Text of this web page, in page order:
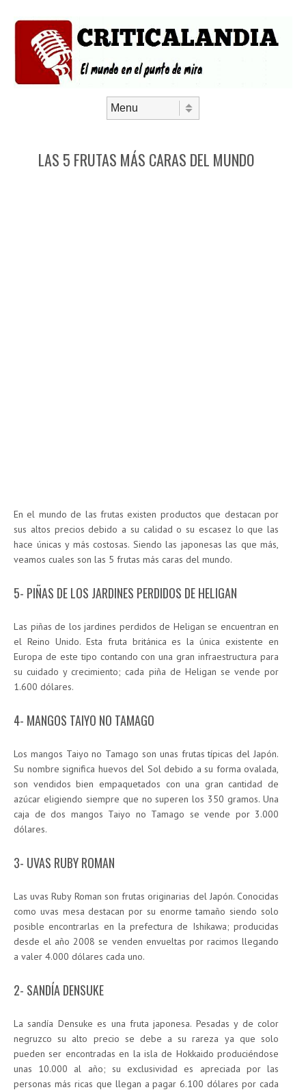
LAS 5 FRUTAS MÁS CARAS DEL MUNDO
En el mundo de las frutas existen productos que destacan por
sus altos precios debido a su calidad o su escasez lo que las
hace únicas y más costosas. Siendo las japonesas las que más,
veamos cuales son las 5 frutas más caras del mundo.
5- PIÑAS DE LOS JARDINES PERDIDOS DE HELIGAN
Las piñas de los jardines perdidos de Heligan se encuentran en
el Reino Unido. Esta fruta británica es la única existente en
Europa de este tipo contando con una gran infraestructura para
su cuidado y crecimiento; cada piña de Heligan se vende por
1.600 dólares.
4- MANGOS TAIYO NO TAMAGO
Los mangos Taiyo no Tamago son unas frutas típicas del Japón.
Su nombre significa huevos del Sol debido a su forma ovalada,
son vendidos bien empaquetados con una gran cantidad de
azúcar eligiendo siempre que no superen los 350 gramos. Una
caja de dos mangos Taiyo no Tamago se vende por 3.000
dólares.
3- UVAS RUBY ROMAN
Las uvas Ruby Roman son frutas originarias del Japón. Conocidas
como uvas mesa destacan por su enorme tamaño siendo solo
posible encontrarlas en la prefectura de Ishikawa; producidas
desde el año 2008 se venden envueltas por racimos llegando
a valer 4.000 dólares cada uno.
2- SANDÍA DENSUKE
La sandía Densuke es una fruta japonesa. Pesadas y de color
negruzco su alto precio se debe a su rareza ya que solo
pueden ser encontradas en la isla de Hokkaido produciéndose
unas 10.000 al año; su exclusividad es apreciada por las
personas más ricas que llegan a pagar 6.100 dólares por cada